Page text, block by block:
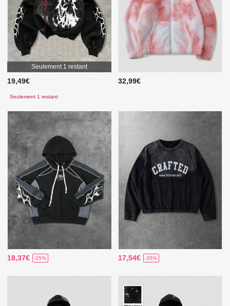
Seulement 1 restant
19,49€
Seulement 1 restant
32,99€
18,37€ -25% 17,54€ -35%